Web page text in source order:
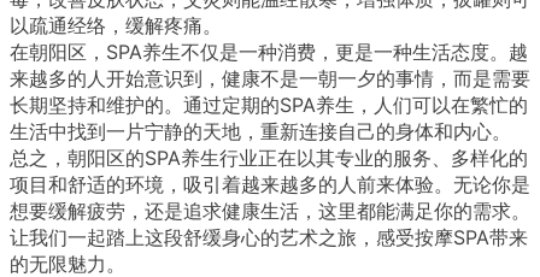
以疏通经络，缓解疼痛。
在朝阳区，SPA养生不仅是一种消费，更是一种生活态度。越
来越多的人开始意识到，健康不是一朝一夕的事情，而是需要
长期坚持和维护的。通过定期的SPA养生，人们可以在繁忙的
生活中找到一片宁静的天地，重新连接自己的身体和内心。
总之，朝阳区的SPA养生行业正在以其专业的服务、多样化的
项目和舒适的环境，吸引着越来越多的人前来体验。无论你是
想要缓解疲劳，还是追求健康生活，这里都能满足你的需求。
让我们一起踏上这段舒缓身心的艺术之旅，感受按摩SPA带来
的无限魅力。